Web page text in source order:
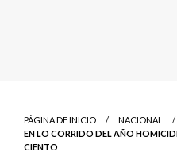
PÁGINA DE INICIO
NACIONAL
EN LO CORRIDO DEL AÑO
CIENTO